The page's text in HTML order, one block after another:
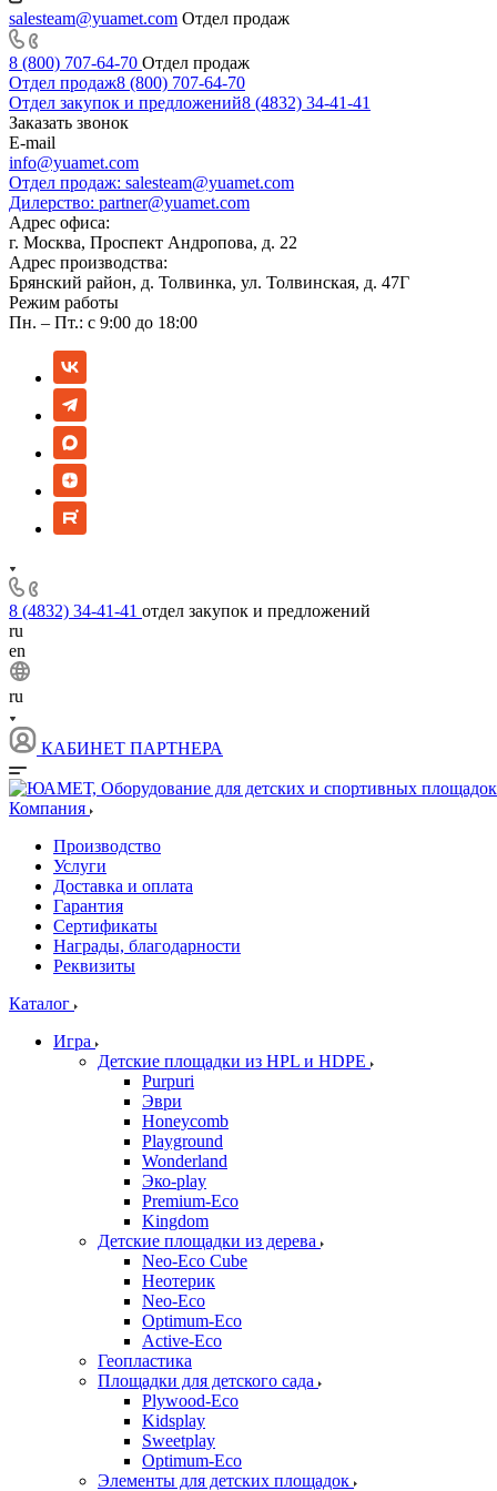
salesteam@yuamet.com Отдел продаж
8 (800) 707-64-70 Отдел продаж
Отдел продаж8 (800) 707-64-70
Отдел закупок и предложений8 (4832) 34-41-41
Заказать звонок
E-mail
info@yuamet.com
Отдел продаж: salesteam@yuamet.com
Дилерство: partner@yuamet.com
Адрес офиса:
г. Москва, Проспект Андропова, д. 22
Адрес производства:
Брянский район, д. Толвинка, ул. Толвинская, д. 47Г
Режим работы
Пн. – Пт.: с 9:00 до 18:00
8 (4832) 34-41-41 отдел закупок и предложений
ru
en
ru
КАБИНЕТ ПАРТНЕРА
Компания
Производство
Услуги
Доставка и оплата
Гарантия
Сертификаты
Награды, благодарности
Реквизиты
Каталог
Игра
Детские площадки из HPL и HDPE
Purpuri
Эври
Honeycomb
Playground
Wonderland
Эко-play
Premium-Eco
Kingdom
Детские площадки из дерева
Neo-Eco Cube
Неотерик
Neo-Eco
Оptimum-Еco
Active-Eco
Геопластика
Площадки для детского сада
Plywood-Eco
Kidsplay
Sweetplay
Оptimum-Еco
Элементы для детских площадок